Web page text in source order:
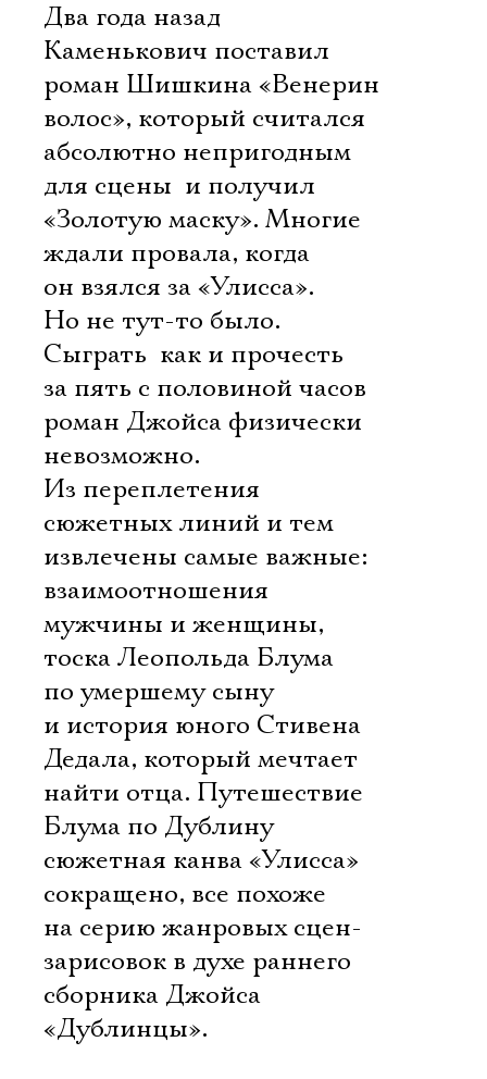
Два года назад
Каменькович поставил
роман Шишкина «Венерин
волос», который считался
абсолютно непригодным
для сцены  и получил
«Золотую маску». Многие
ждали провала, когда
он взялся за «Улисса».
Но не тут-то было.
Сыграть  как и прочесть 
за пять с половиной часов
роман Джойса физически
невозможно.
Из переплетения
сюжетных линий и тем
извлечены самые важные:
взаимоотношения
мужчины и женщины,
тоска Леопольда Блума
по умершему сыну
и история юного Стивена
Дедала, который мечтает
найти отца. Путешествие
Блума по Дублину 
сюжетная канва «Улисса» 
сокращено, все похоже
на серию жанровых сцен-
зарисовок в духе раннего
сборника Джойса
«Дублинцы».